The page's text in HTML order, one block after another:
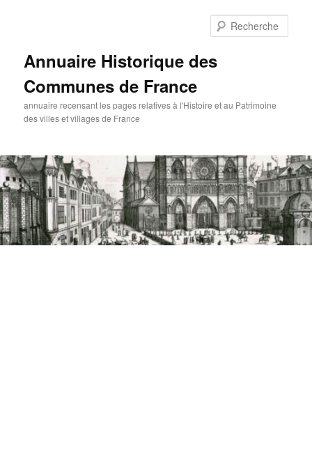
Annuaire Historique des
Communes de France
annuaire recensant les pages relatives à l'Histoire et au Patrimoine
des villes et villages de France